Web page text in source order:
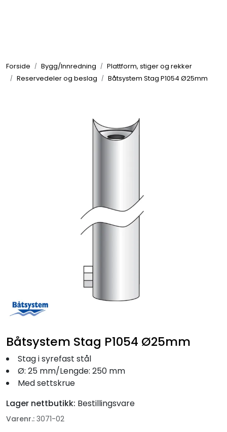
Forside Bygg/Innredning
Plattform, stiger og rekker
Reservedeler og beslag
Båtsystem Stag P1054 Ø25mm
Båtsystem Stag P1054 Ø25mm
Stag i syrefast stål
Ø: 25 mm/Lengde: 250 mm
Med settskrue
Lager nettbutikk: Bestillingsvare
Varenr.: 3071-02
Elektrisk
Båtpleie/Opplag
Nyheter